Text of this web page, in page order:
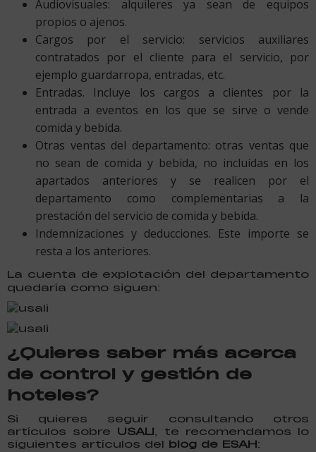
Audiovisuales: alquileres ya sean de equipos
propios o ajenos.
Cargos por el servicio: servicios auxiliares
contratados por el cliente para el servicio, por
ejemplo guardarropa, entradas, etc.
Entradas. Incluye los cargos a clientes por la
entrada a eventos en los que se sirve o vende
comida y bebida.
Otras ventas del departamento: otras ventas que
no sean de comida y bebida, no incluidas en los
apartados anteriores y se realicen por el
departamento como complementarias a la
prestación del servicio de comida y bebida.
Indemnizaciones y deducciones. Este importe se
resta a los anteriores.
La cuenta de explotación del departamento
quedaría como siguen:
¿Quieres saber más acerca
de control y gestión de
hoteles?
Si quieres seguir consultando otros
artículos sobre USALI, te recomendamos lo
siguientes artículos del blog de ESAH: